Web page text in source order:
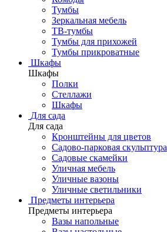
Тумбы
Зеркальная мебель
ТВ-тумбы
Тумбы для прихожей
Тумбы прикроватные
Шкафы
Шкафы
Полки
Стеллажи
Шкафы
Для сада
Для сада
Кронштейны для цветов
Садово-парковая скульптура
Садовые скамейки
Уличная мебель
Уличные вазоны
Уличные светильники
Предметы интерьера
Предметы интерьера
Вазы напольные